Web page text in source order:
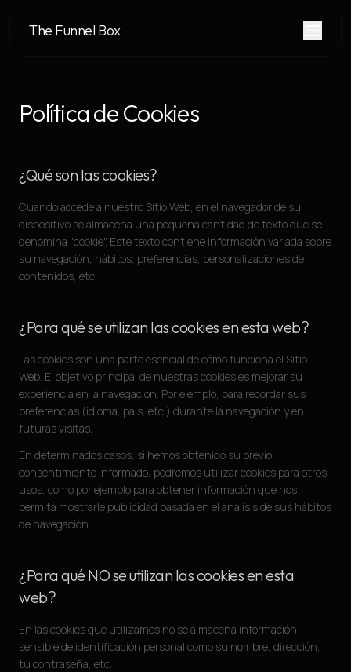
The Funnel Box
Política de Cookies
¿Qué son las cookies?
Cuando accede a nuestro Sitio Web, en el navegador de su
dispositivo se almacena una pequeña cantidad de texto que se
denomina "cookie". Este texto contiene información variada sobre
su navegación, hábitos, preferencias, personalizaciones de
contenidos, etc.
¿Para qué se utilizan las cookies en esta web?
Las cookies son una parte esencial de cómo funciona el Sitio
Web. El objetivo principal de nuestras cookies es mejorar su
experiencia en la navegación. Por ejemplo, para recordar sus
preferencias (idioma, país, etc.) durante la navegación y en
futuras visitas.
En determinados casos, si hemos obtenido su previo
consentimiento informado, podremos utilizar cookies para otros
usos, como por ejemplo para obtener información que nos
permita mostrarle publicidad basada en el análisis de sus hábitos
de navegación.
¿Para qué NO se utilizan las cookies en esta
web?
En las cookies que utilizamos no se almacena información
sensible de identificación personal como su nombre, dirección,
tu contraseña, etc.